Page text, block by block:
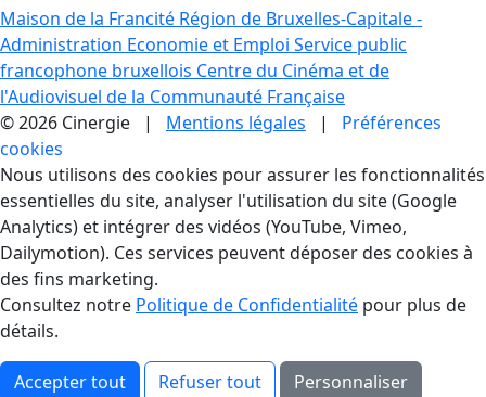
Maison de la Francité Région de Bruxelles-Capitale -
Administration Economie et Emploi Service public
francophone bruxellois Centre du Cinéma et de
l'Audiovisuel de la Communauté Française
© 2026 Cinergie | Mentions légales | Préférences
cookies
Gestion des Cookies
Nous utilisons des cookies pour assurer les fonctionnalités
essentielles du site, analyser l'utilisation du site (Google
Analytics) et intégrer des vidéos (YouTube, Vimeo,
Dailymotion). Ces services peuvent déposer des cookies à
des fins marketing.
Consultez notre Politique de Confidentialité pour plus de
détails.
Accepter tout Refuser tout Personnaliser